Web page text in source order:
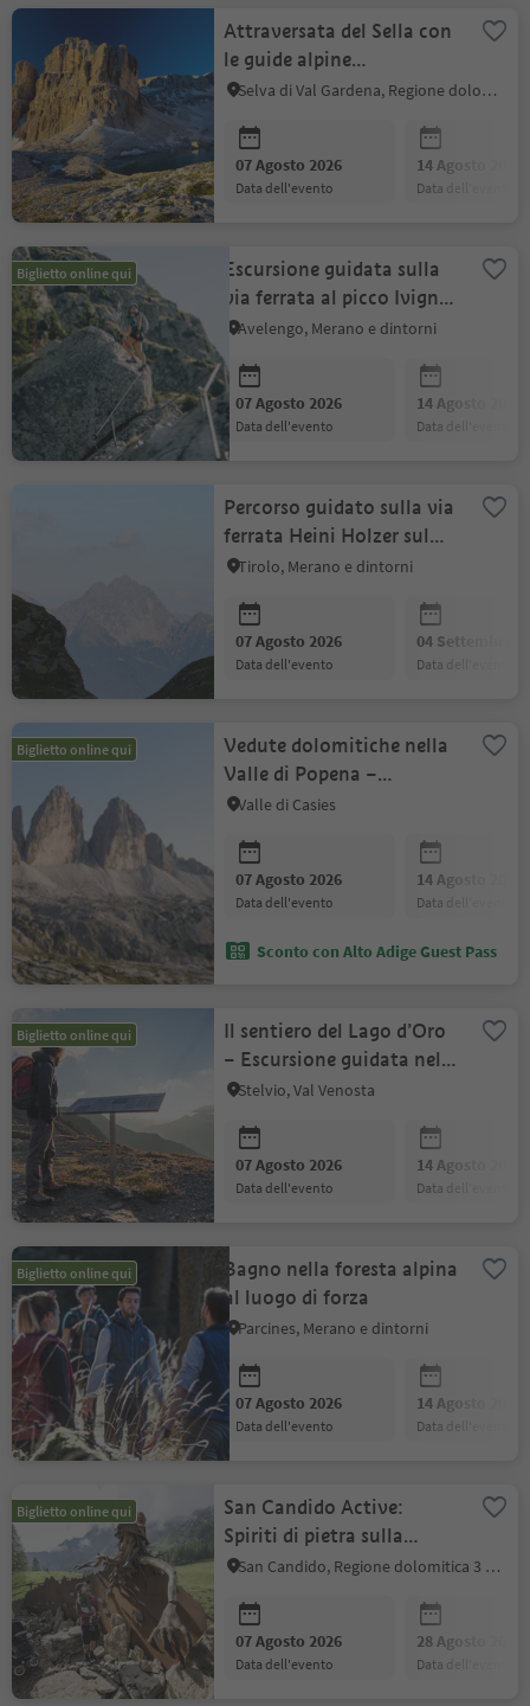
Attraversata del Sella con
le guide alpine
GardenaGuides
Selva di Val Gardena, Regione dolomitica Val Gardena
07 Agosto 2026
data dell'evento
14 Agosto 2026
data dell'evento
Biglietto online qui
Escursione guidata sulla
via ferrata al picco Ivigna
- Avventura verticale
Avelengo, Merano e dintorni
07 Agosto 2026
data dell'evento
14 Agosto 2026
data dell'evento
Percorso guidato sulla via
ferrata Heini Holzer sul
Picco Ivigna
Tirolo, Merano e dintorni
07 Agosto 2026
data dell'evento
04 Settembre
data dell'evento
Biglietto online qui
Vedute dolomitiche nella
Valle di Popena –
Misurina
Valle di Casies
07 Agosto 2026
data dell'evento
14 Agosto 2026
data dell'evento
Sconto con Alto Adige Guest Pass
Biglietto online qui
Il sentiero del Lago d’Oro
– Escursione guidata nel
Parco Nazionale Stelvio
Stelvio, Val Venosta
07 Agosto 2026
data dell'evento
14 Agosto 2026
data dell'evento
Biglietto online qui
Bagno nella foresta alpina
al luogo di forza
Parcines, Merano e dintorni
07 Agosto 2026
data dell'evento
14 Agosto 2026
data dell'evento
Biglietto online qui
San Candido Active:
Spiriti di pietra sulla
Croda Rossa
San Candido, Regione dolomitica 3 Cime
07 Agosto 2026
data dell'evento
28 Agosto 2026
data dell'evento